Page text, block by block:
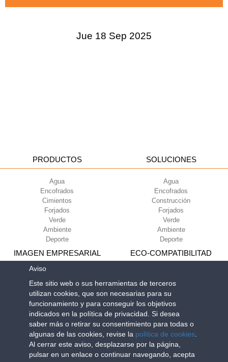
Jue 18 Sep 2025
PRODUCTOS
Agua
Encofrados
Cimientos
Forjados
Verde
Ambiente
Deporte
SOLUCIONES
Agua
Encofrados
Construcción
Forjados
Verde
Ambiente
Deporte
IMAGEN EMPRESARIAL
Condiciones de venta
Sobre nosotros
Newsletter
ECO-COMPATIBILITAD
Geoplast S.p.A. | Via Martiri della Libertà, 6/8 - 35010 Grantorto (Padova)
ITALY - Tel+39 049 9490289 - info@geoplastglobal.com
Reg. Impr. PD. n. 03285310284 - R.E.A. n. 300667 P.IVA e C.F.
Aviso
Este sitio web o sus herramientas de terceros
utilizan cookies, que son necesarias para su
funcionamiento y para conseguir los objetivos
indicados en la política de privacidad. Si desea
saber más o retirar su consentimiento para todas o
algunas de las cookies, revise la política de cookies
Al cerrar este aviso, desplazarse por la página,
pulsar en un enlace o continuar navegando, acepta